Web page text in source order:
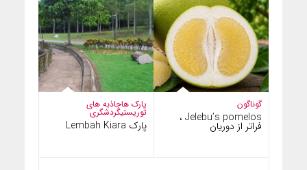
پارک هاجاذبه های
توریستیگردشگری
پارک Lembah Kiara
گوناگون
Jelebu’s pomelos ،
فراتر از دوریان